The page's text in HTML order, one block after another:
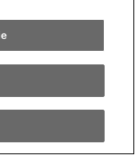
sulle auto
Totalmobil